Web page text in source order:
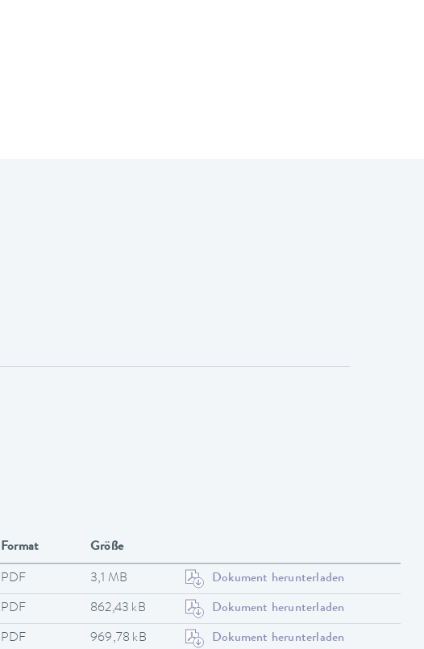
Format Größe
PDF 3,1 MB Dokument herunterladen
PDF 862,43 kB Dokument herunterladen
PDF 969,78 kB Dokument herunterladen